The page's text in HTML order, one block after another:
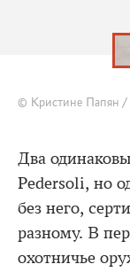
© Кристине
Два
Pedersoli, но
без него,
разному. В
охотничье